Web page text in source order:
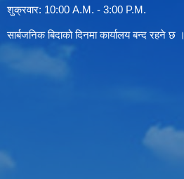
शुक्रवार: 10:00 A.M. - 3:00 P.M.
सार्बजनिक बिदाको दिनमा कार्यालय बन्द रहने छ ।